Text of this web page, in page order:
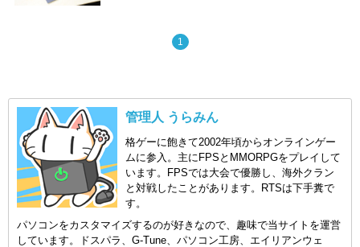
1
管理人 うらみん
格ゲーに飽きて2002年頃からオンラインゲー
ムに参入。主にFPSとMMORPGをプレイして
います。FPSでは大会で優勝し、海外クラン
と対戦したことがあります。RTSは下手糞で
す。
パソコンをカスタマイズするのが好きなので、趣味で当サイトを運営
しています。ドスパラ、G-Tune、パソコン工房、エイリアンウェ